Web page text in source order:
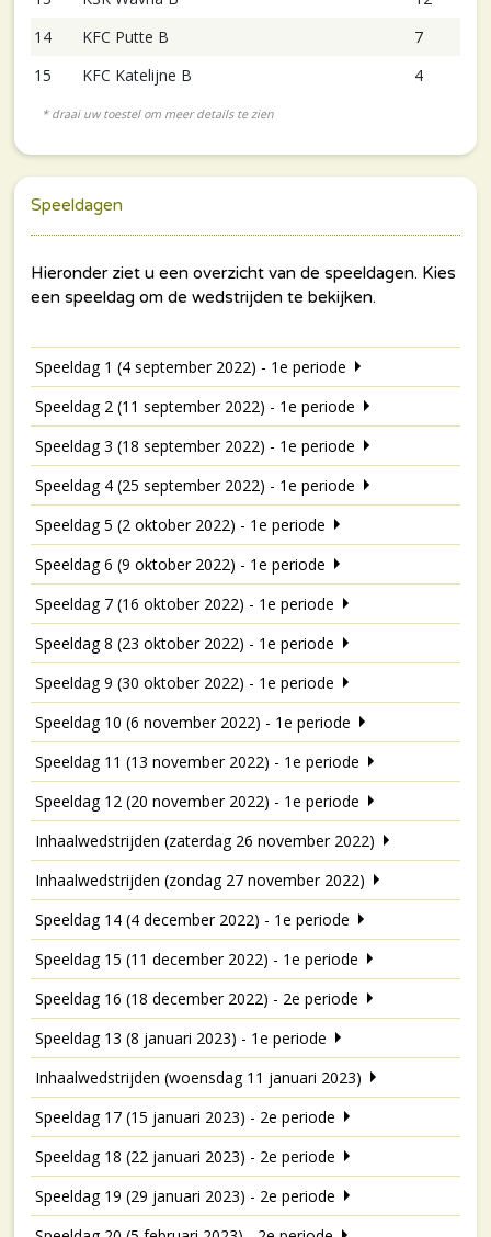
14
KFC Putte B
7
15
KFC Katelijne B 4
Speeldagen
Speeldag 1 (4 september 2022) - 1e periode
Speeldag 2 (11 september 2022) - 1e periode
Speeldag 3 (18 september 2022) - 1e periode
Speeldag 4 (25 september 2022) - 1e periode
Speeldag 5 (2 oktober 2022) - 1e periode
Speeldag 6 (9 oktober 2022) - 1e periode
Speeldag 7 (16 oktober 2022) - 1e periode
Speeldag 8 (23 oktober 2022) - 1e periode
Speeldag 9 (30 oktober 2022) - 1e periode
Speeldag 10 (6 november 2022) - 1e periode
Speeldag 11 (13 november 2022) - 1e periode
Speeldag 12 (20 november 2022) - 1e periode
Inhaalwedstrijden (zaterdag 26 november 2022)
Inhaalwedstrijden (zondag 27 november 2022)
Speeldag 14 (4 december 2022) - 1e periode
Speeldag 15 (11 december 2022) - 1e periode
Speeldag 16 (18 december 2022) - 2e periode
Speeldag 13 (8 januari 2023) - 1e periode
Inhaalwedstrijden (woensdag 11 januari 2023)
Speeldag 17 (15 januari 2023) - 2e periode
Speeldag 18 (22 januari 2023) - 2e periode
Speeldag 19 (29 januari 2023) - 2e periode